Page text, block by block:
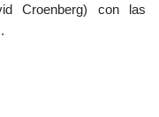
Croenberg) con las